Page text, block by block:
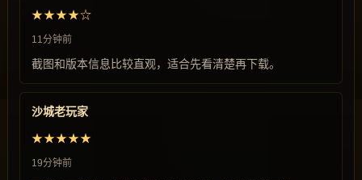
★★★★☆
11分钟前
截图和版本信息比较直观，适合先看清楚再下载。
沙城老玩家
★★★★★
19分钟前